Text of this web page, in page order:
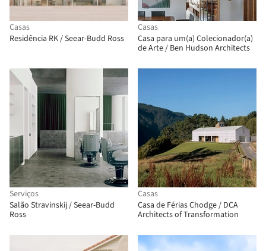
Casas
Residência RK / Seear-Budd Ross
Casas
Casa para um(a) Colecionador(a)
de Arte / Ben Hudson Architects
Serviços
Salão Stravinskij / Seear-Budd
Ross
Casas
Casa de Férias Chodge / DCA
Architects of Transformation